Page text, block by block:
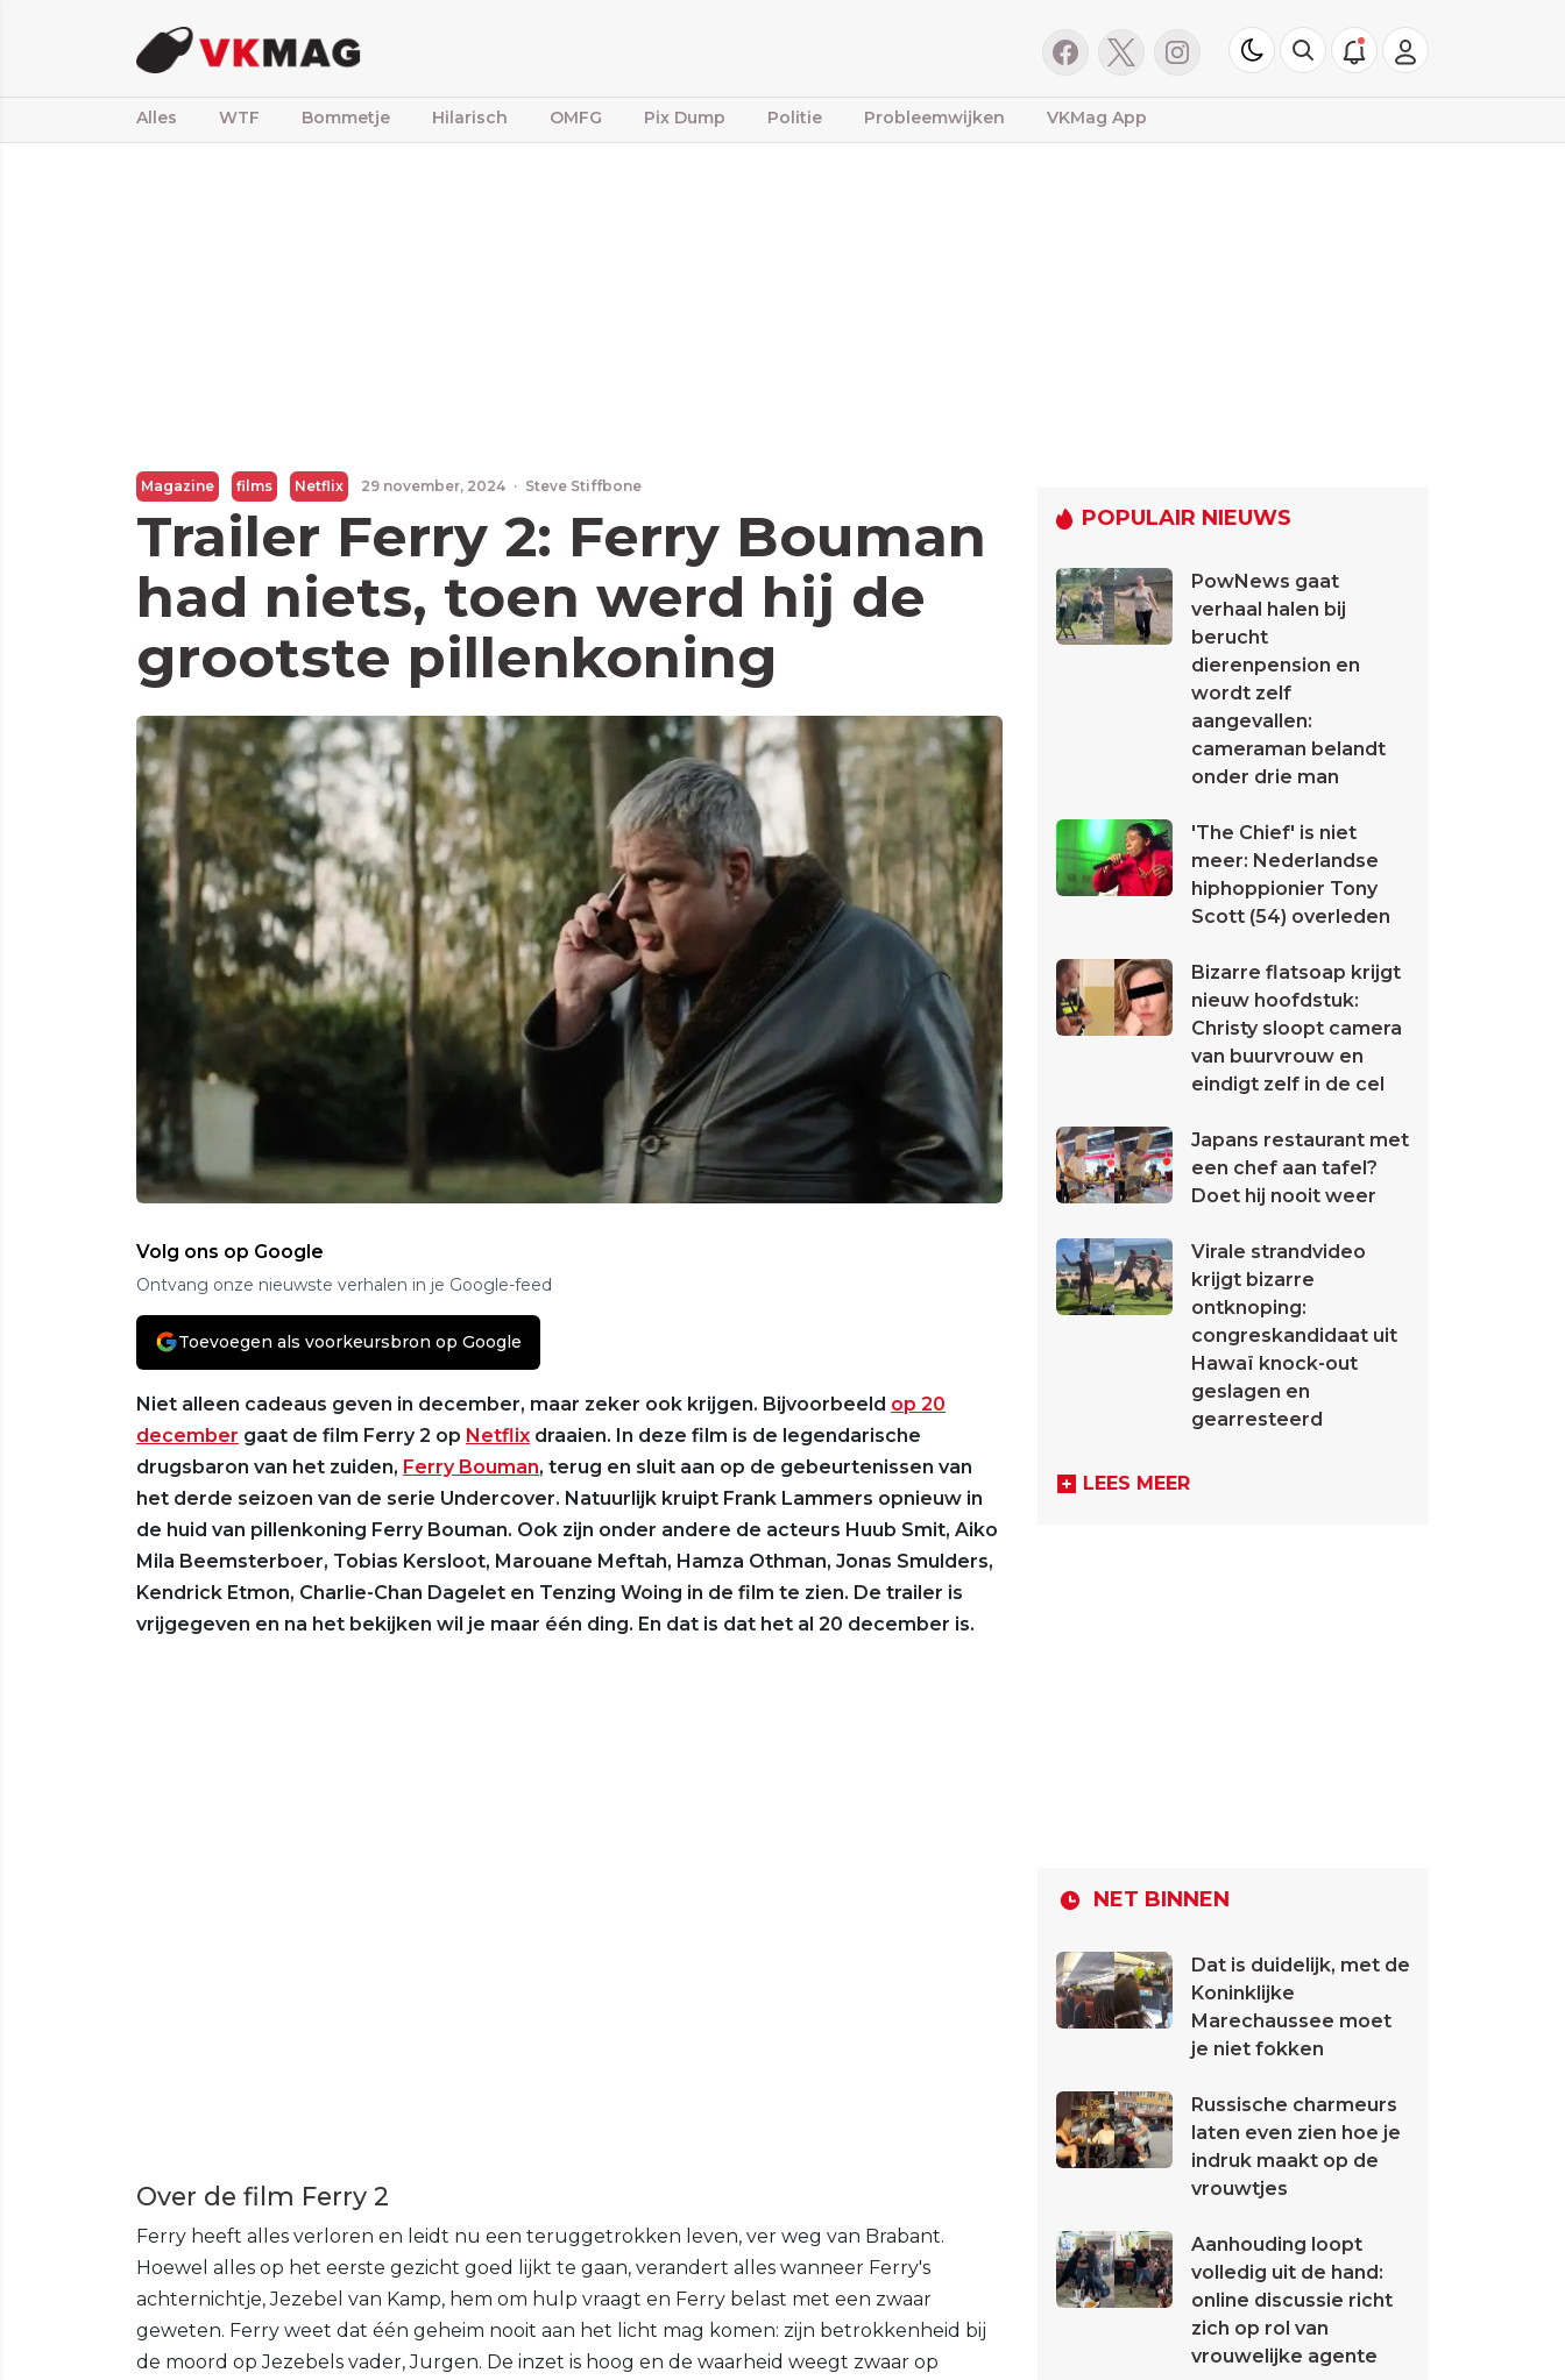
Alles WTF Bommetje Hilarisch OMFG Pix Dump Politie Probleemwijken VKMag App
Magazine films Netflix 29 november, 2024 · Steve Stiffbone
Trailer Ferry 2: Ferry Bouman
had niets, toen werd hij de
grootste pillenkoning
Volg ons op Google
Ontvang onze nieuwste verhalen in je Google-feed
Toevoegen als voorkeursbron op Google
Niet alleen cadeaus geven in december, maar zeker ook krijgen. Bijvoorbeeld op 20
december gaat de film Ferry 2 op Netflix draaien. In deze film is de legendarische
drugsbaron van het zuiden, Ferry Bouman, terug en sluit aan op de gebeurtenissen van
het derde seizoen van de serie Undercover. Natuurlijk kruipt Frank Lammers opnieuw in
de huid van pillenkoning Ferry Bouman. Ook zijn onder andere de acteurs Huub Smit, Aiko
Mila Beemsterboer, Tobias Kersloot, Marouane Meftah, Hamza Othman, Jonas Smulders,
Kendrick Etmon, Charlie-Chan Dagelet en Tenzing Woing in de film te zien. De trailer is
vrijgegeven en na het bekijken wil je maar één ding. En dat is dat het al 20 december is.
Over de film Ferry 2
Ferry heeft alles verloren en leidt nu een teruggetrokken leven, ver weg van Brabant.
Hoewel alles op het eerste gezicht goed lijkt te gaan, verandert alles wanneer Ferry's
achternichtje, Jezebel van Kamp, hem om hulp vraagt en Ferry belast met een zwaar
geweten. Ferry weet dat één geheim nooit aan het licht mag komen: zijn betrokkenheid bij
de moord op Jezebels vader, Jurgen. De inzet is hoog en de waarheid weegt zwaar op
POPULAIR NIEUWS
PowNews gaat
verhaal halen bij
berucht
dierenpension en
wordt zelf
aangevallen:
cameraman belandt
onder drie man
'The Chief' is niet
meer: Nederlandse
hiphoppionier Tony
Scott (54) overleden
Bizarre flatsoap krijgt
nieuw hoofdstuk:
Christy sloopt camera
van buurvrouw en
eindigt zelf in de cel
Japans restaurant met
een chef aan tafel?
Doet hij nooit weer
Virale strandvideo
krijgt bizarre
ontknoping:
congreskandidaat uit
Hawaï knock-out
geslagen en
gearresteerd
LEES MEER
NET BINNEN
Dat is duidelijk, met de
Koninklijke
Marechaussee moet
je niet fokken
Russische charmeurs
laten even zien hoe je
indruk maakt op de
vrouwtjes
Aanhouding loopt
volledig uit de hand:
online discussie richt
zich op rol van
vrouwelijke agente